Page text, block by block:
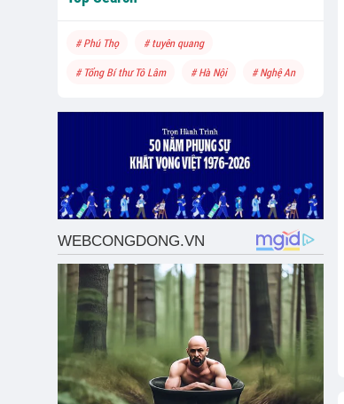
# Phú Thọ # tuyên quang
# Tổng Bí thư Tô Lâm # Hà Nội # Nghệ An